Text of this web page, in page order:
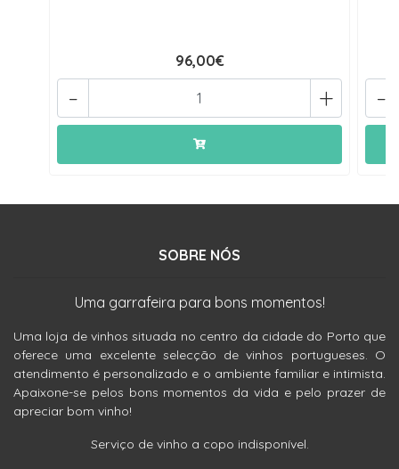
96,00€
+
- -
SOBRE NÓS
Uma garrafeira para bons momentos!
Uma loja de vinhos situada no centro da cidade do Porto que
oferece uma excelente selecção de vinhos portugueses. O
atendimento é personalizado e o ambiente familiar e intimista.
Apaixone-se pelos bons momentos da vida e pelo prazer de
apreciar bom vinho!
Serviço de vinho a copo indisponível.